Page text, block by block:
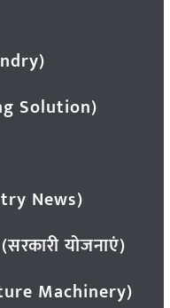
Solution)
News)
योजनाएं)
Machinery)